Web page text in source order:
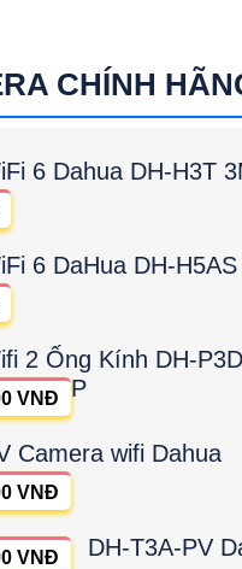
CHÍNH
6 Dahua DH-H3T
6 DaHua DH-
2 Ống Kính DH-
P
VNĐ
Camera wifi Dahua
VNĐ
DH-T3A-PV
VNĐ